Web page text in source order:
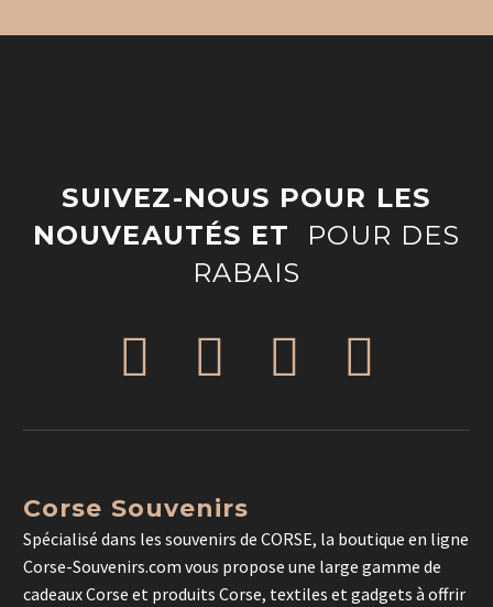
SUIVEZ-NOUS POUR LES
NOUVEAUTÉS ET
POUR DES
RABAIS
Corse Souvenirs
Spécialisé dans les souvenirs de CORSE, la boutique en ligne
Corse-Souvenirs.com vous propose une large gamme de
cadeaux Corse et produits Corse, textiles et gadgets à offrir